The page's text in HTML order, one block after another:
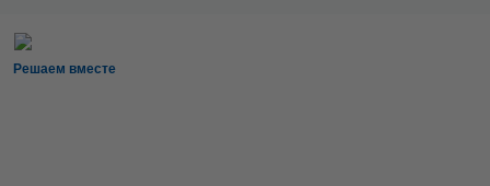
Решаем вместе